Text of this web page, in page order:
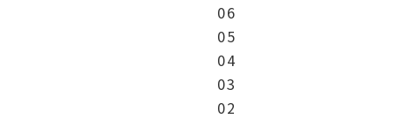
06
05
04
03
02